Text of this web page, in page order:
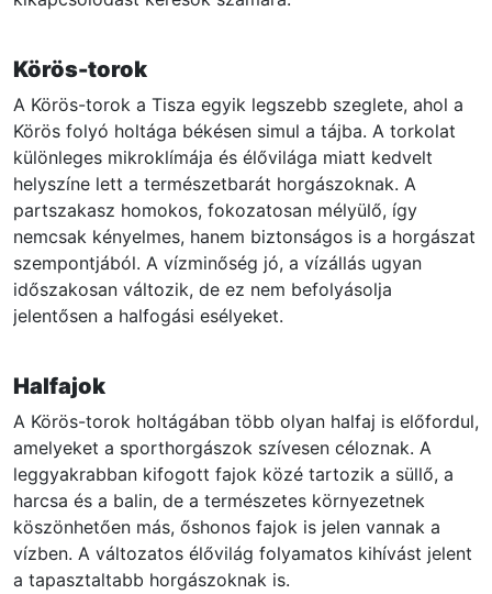
Körös-torok
A Körös-torok a Tisza egyik legszebb szeglete, ahol a
Körös folyó holtága békésen simul a tájba. A torkolat
különleges mikroklímája és élővilága miatt kedvelt
helyszíne lett a természetbarát horgászoknak. A
partszakasz homokos, fokozatosan mélyülő, így
nemcsak kényelmes, hanem biztonságos is a horgászat
szempontjából. A vízminőség jó, a vízállás ugyan
időszakosan változik, de ez nem befolyásolja
jelentősen a halfogási esélyeket.
Halfajok
A Körös-torok holtágában több olyan halfaj is előfordul,
amelyeket a sporthorgászok szívesen céloznak. A
leggyakrabban kifogott fajok közé tartozik a süllő, a
harcsa és a balin, de a természetes környezetnek
köszönhetően más, őshonos fajok is jelen vannak a
vízben. A változatos élővilág folyamatos kihívást jelent
a tapasztaltabb horgászoknak is.